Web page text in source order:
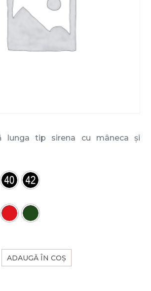
lunga tip sirena cu mâneca și
ADAUGĂ ÎN COȘ